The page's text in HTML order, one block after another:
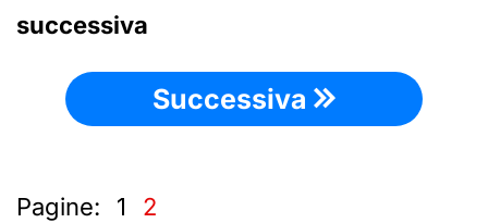
successiva
Successiva
Pagine: 1 2